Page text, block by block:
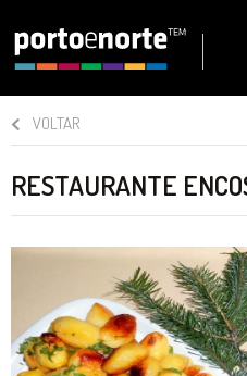
VOLTAR
RESTAURANTE